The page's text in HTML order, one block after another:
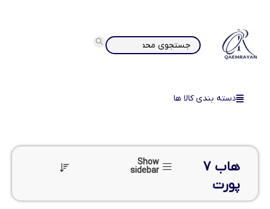
دسته بندی کالا ها
هاب 7
پورت
Show
sidebar